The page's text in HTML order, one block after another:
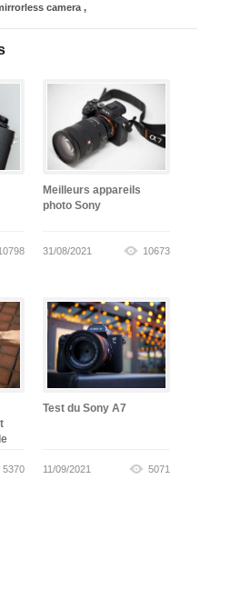
camera ,
Meilleurs appareils
photo Sony
31/08/2021 10673
5370
Test du Sony A7
11/09/2021 5071